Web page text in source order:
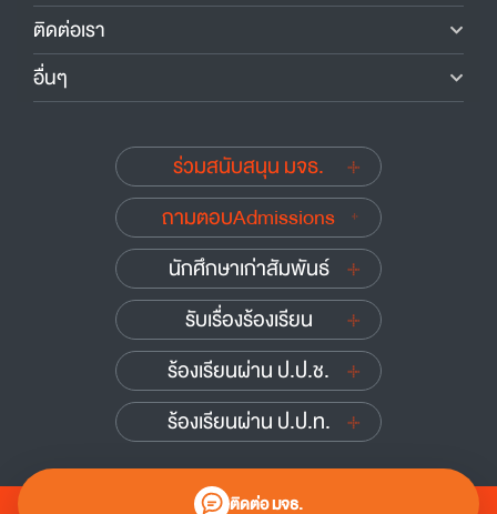
ติดต่อ มจธ.
ติดต่อเรา
อื่นๆ
ร่วมสนับสนุน มจธ.
ถามตอบAdmissions
นักศึกษาเก่าสัมพันธ์
รับเรื่องร้องเรียน
ร้องเรียนผ่าน ป.ป.ช.
ร้องเรียนผ่าน ป.ป.ท.